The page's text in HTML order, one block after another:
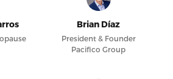
Brian Díaz
President & Founder
Pacifico Group